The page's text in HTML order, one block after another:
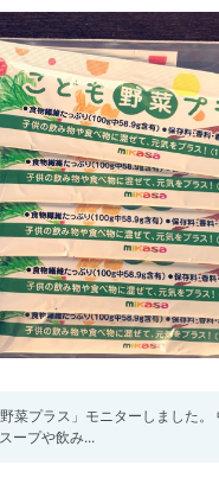
菜プラス」モニターしました。
ープや飲み...